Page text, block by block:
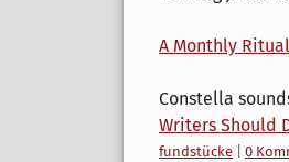
A Monthly
Constella
Writers Should
Kategorien:
fundstücke
0